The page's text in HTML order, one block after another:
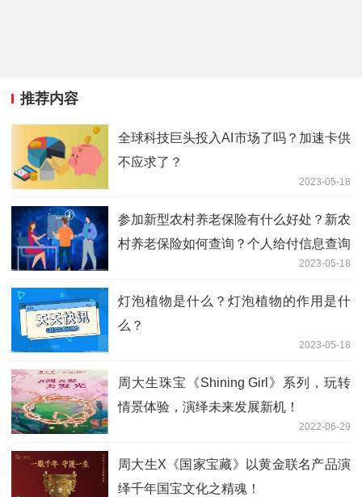
推荐内容
全球科技巨头投入AI市场了吗？加速卡供
不应求了？
2023-05-18
参加新型农村养老保险有什么好处？新农
村养老保险如何查询？个人给付信息查询
2023-05-18
灯泡植物是什么？灯泡植物的作用是什
么？
2023-05-18
周大生珠宝《Shining Girl》系列，玩转
情景体验，演绎未来发展新机！
2022-06-29
周大生X《国家宝藏》以黄金联名产品演
绎千年国宝文化之精魂！